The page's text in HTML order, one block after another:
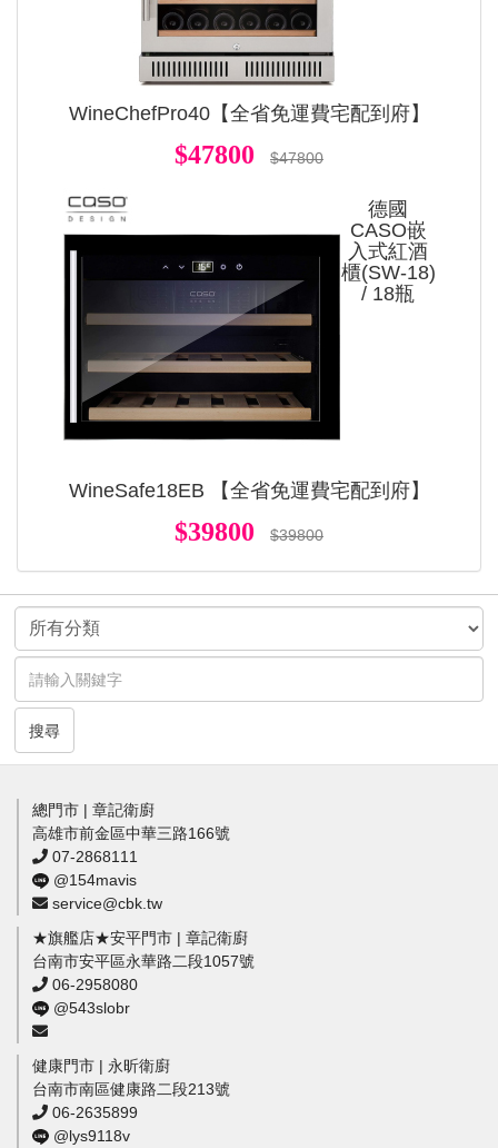
WineChefPro40【全省免運費宅配到府】
$47800 $47800
德國
CASO嵌
入式紅酒
櫃(SW-18)
/ 18瓶
WineSafe18EB 【全省免運費宅配到府】
$39800 $39800
搜尋
總門市 | 章記衛廚
高雄市前金區中華三路166號
07-2868111
@154mavis
service@cbk.tw
★旗艦店★安平門市 | 章記衛廚
台南市安平區永華路二段1057號
06-2958080
@543slobr
健康門市 | 永昕衛廚
台南市南區健康路二段213號
06-2635899
@lys9118v